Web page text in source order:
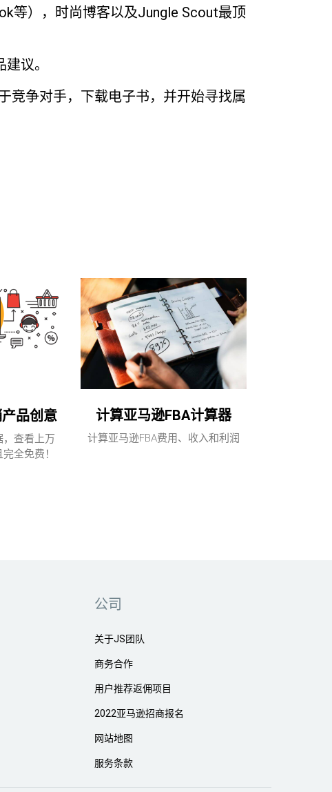
等），时尚博客以及Jungle Scout最顶
议。
竞争对手，下载电子书，并开始寻找属
品创意
查看上万
全免费！
计算亚马逊FBA计算器
计算亚马逊FBA费用、收入和利润
公司
关于JS团队
商务合作
用户推荐返佣项目
2022亚马逊招商报名
网站地图
服务条款